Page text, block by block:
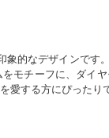
象的なデザインです
モチーフに、ダイ
愛する方にぴったり